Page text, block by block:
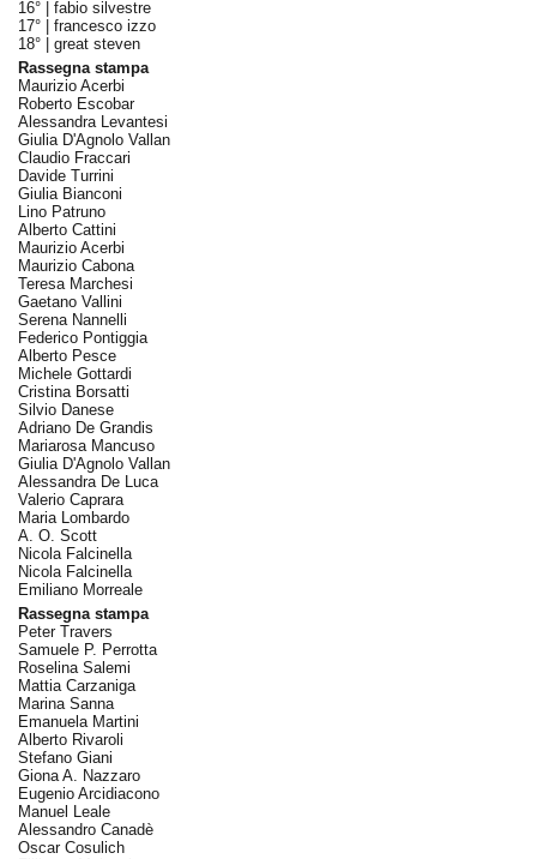
16° | fabio silvestre
17° | francesco izzo
18° | great steven
Rassegna stampa
Maurizio Acerbi
Roberto Escobar
Alessandra Levantesi
Giulia D'Agnolo Vallan
Claudio Fraccari
Davide Turrini
Giulia Bianconi
Lino Patruno
Alberto Cattini
Maurizio Acerbi
Maurizio Cabona
Teresa Marchesi
Gaetano Vallini
Serena Nannelli
Federico Pontiggia
Alberto Pesce
Michele Gottardi
Cristina Borsatti
Silvio Danese
Adriano De Grandis
Mariarosa Mancuso
Giulia D'Agnolo Vallan
Alessandra De Luca
Valerio Caprara
Maria Lombardo
A. O. Scott
Nicola Falcinella
Nicola Falcinella
Emiliano Morreale
Rassegna stampa
Peter Travers
Samuele P. Perrotta
Roselina Salemi
Mattia Carzaniga
Marina Sanna
Emanuela Martini
Alberto Rivaroli
Stefano Giani
Giona A. Nazzaro
Eugenio Arcidiacono
Manuel Leale
Alessandro Canadè
Oscar Cosulich